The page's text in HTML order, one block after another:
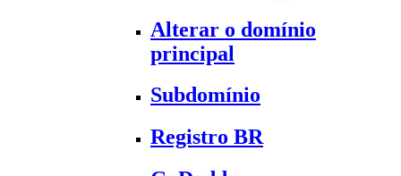
Alterar o domínio
principal
Subdomínio
Registro BR